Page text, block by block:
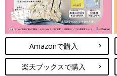
Amazonで購入
楽天ブックスで購入